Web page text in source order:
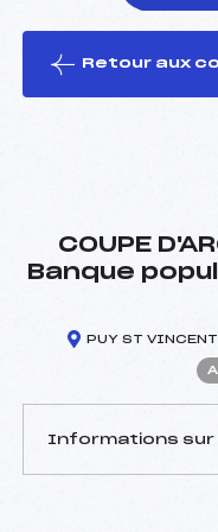
le ski
Retour aux
COUPE
Banque
PUY ST VINCENT
Informations sur